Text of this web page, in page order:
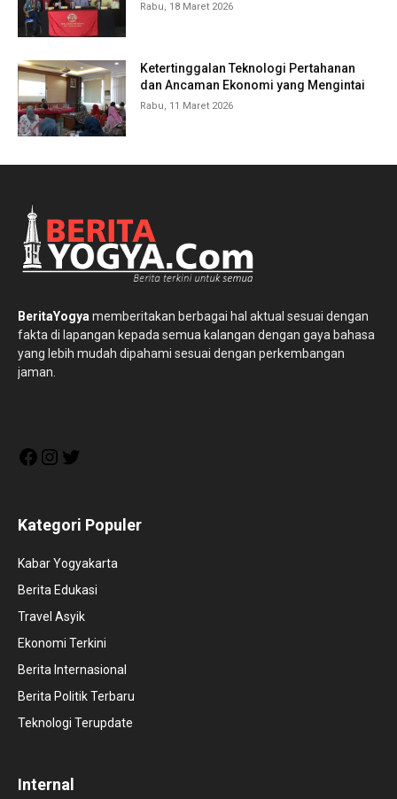
Rabu, 18 Maret 2026
Ketertinggalan Teknologi Pertahanan
dan Ancaman Ekonomi yang Mengintai
Rabu, 11 Maret 2026
BeritaYogya memberitakan berbagai hal aktual sesuai dengan
fakta di lapangan kepada semua kalangan dengan gaya bahasa
yang lebih mudah dipahami sesuai dengan perkembangan
jaman.
FacebookInstagram
Kategori Populer
Kabar Yogyakarta
Berita Edukasi
Travel Asyik
Ekonomi Terkini
Berita Internasional
Berita Politik Terbaru
Teknologi Terupdate
Internal